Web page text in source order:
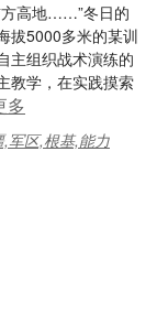
方高地……”冬日的
拔5000多米的某训
主组织战术演练的
教学，在实践摸索
军区,根基,能力